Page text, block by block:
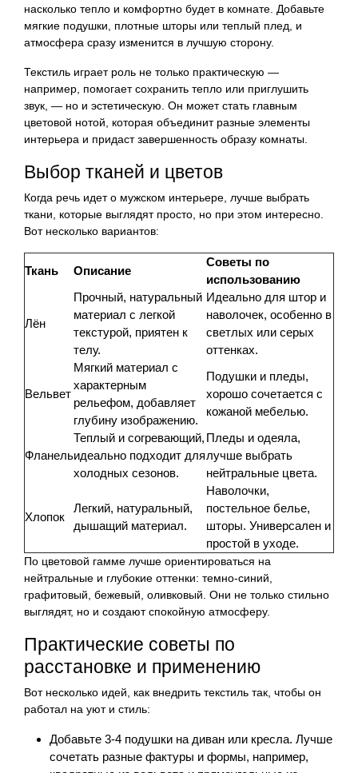
насколько тепло и комфортно будет в комнате. Добавьте
мягкие подушки, плотные шторы или теплый плед, и
атмосфера сразу изменится в лучшую сторону.
Текстиль играет роль не только практическую —
например, помогает сохранить тепло или приглушить
звук, — но и эстетическую. Он может стать главным
цветовой нотой, которая объединит разные элементы
интерьера и придаст завершенность образу комнаты.
Выбор тканей и цветов
Когда речь идет о мужском интерьере, лучше выбрать
ткани, которые выглядят просто, но при этом интересно.
Вот несколько вариантов:
Ткань Описание
Советы по
использованию
Лён
Прочный, натуральный
материал с легкой
текстурой, приятен к
телу.
Идеально для штор и
наволочек, особенно в
светлых или серых
оттенках.
Вельвет
Мягкий материал с
характерным
рельефом, добавляет
глубину изображению.
Подушки и пледы,
хорошо сочетается с
кожаной мебелью.
Фланель
Теплый и согревающий,
идеально подходит для
холодных сезонов.
Пледы и одеяла,
лучше выбрать
нейтральные цвета.
Хлопок
Легкий, натуральный,
дышащий материал.
Наволочки,
постельное белье,
шторы. Универсален и
простой в уходе.
По цветовой гамме лучше ориентироваться на
нейтральные и глубокие оттенки: темно-синий,
графитовый, бежевый, оливковый. Они не только стильно
выглядят, но и создают спокойную атмосферу.
Практические советы по
расстановке и применению
Вот несколько идей, как внедрить текстиль так, чтобы он
работал на уют и стиль:
Добавьте 3-4 подушки на диван или кресла. Лучше
сочетать разные фактуры и формы, например,